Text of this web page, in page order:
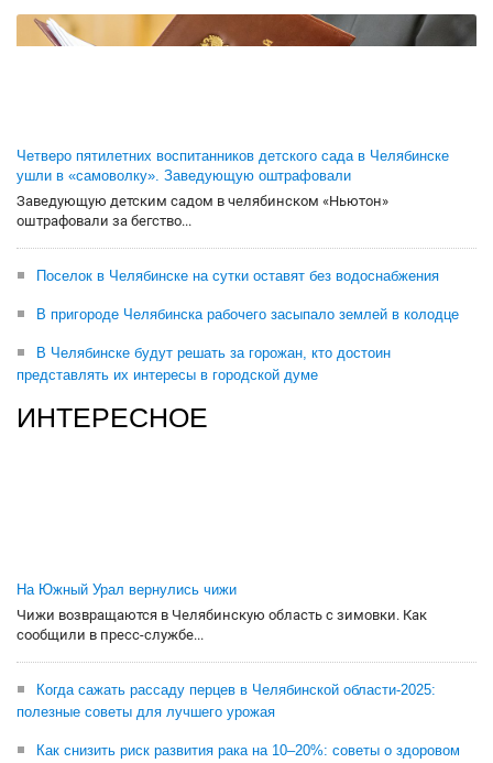
Четверо пятилетних воспитанников детского сада в Челябинске
ушли в «самоволку». Заведующую оштрафовали
Заведующую детским садом в челябинском «Ньютон»
оштрафовали за бегство...
Поселок в Челябинске на сутки оставят без водоснабжения
В пригороде Челябинска рабочего засыпало землей в колодце
В Челябинске будут решать за горожан, кто достоин
представлять их интересы в городской думе
ИНТЕРЕСНОЕ
На Южный Урал вернулись чижи
Чижи возвращаются в Челябинскую область с зимовки. Как
сообщили в пресс-службе...
Когда сажать рассаду перцев в Челябинской области-2025:
полезные советы для лучшего урожая
Как снизить риск развития рака на 10–20%: советы о здоровом